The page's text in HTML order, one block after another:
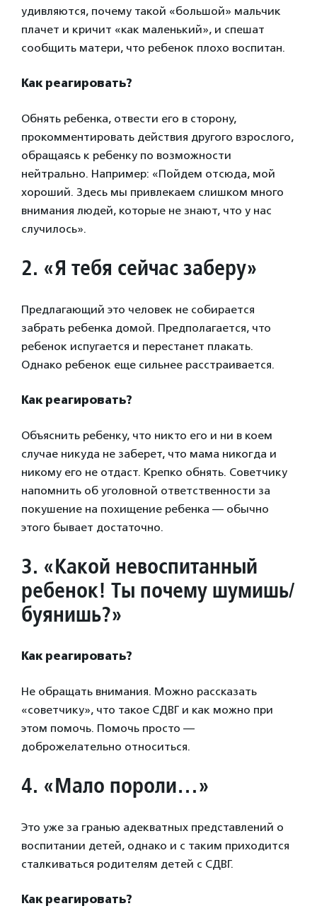
удивляются, почему такой «большой» мальчик
плачет и кричит «как маленький», и спешат
сообщить матери, что ребенок плохо воспитан.
Как реагировать?
Обнять ребенка, отвести его в сторону,
прокомментировать действия другого взрослого,
обращаясь к ребенку по возможности
нейтрально. Например: «Пойдем отсюда, мой
хороший. Здесь мы привлекаем слишком много
внимания людей, которые не знают, что у нас
случилось».
2. «Я тебя сейчас заберу»
Предлагающий это человек не собирается
забрать ребенка домой. Предполагается, что
ребенок испугается и перестанет плакать.
Однако ребенок еще сильнее расстраивается.
Как реагировать?
Объяснить ребенку, что никто его и ни в коем
случае никуда не заберет, что мама никогда и
никому его не отдаст. Крепко обнять. Советчику
напомнить об уголовной ответственности за
покушение на похищение ребенка — обычно
этого бывает достаточно.
3. «Какой невоспитанный
ребенок! Ты почему шумишь/
буянишь?»
Как реагировать?
Не обращать внимания. Можно рассказать
«советчику», что такое СДВГ и как можно при
этом помочь. Помочь просто —
доброжелательно относиться.
4. «Мало пороли…»
Это уже за гранью адекватных представлений о
воспитании детей, однако и с таким приходится
сталкиваться родителям детей с СДВГ.
Как реагировать?